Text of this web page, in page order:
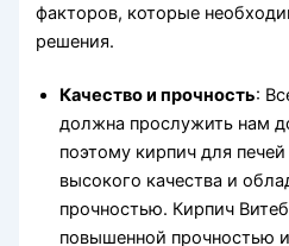
факторов, которые
решения.
Качество и прочность:
должна прослужить нам
поэтому кирпич для
высокого качества и
прочностью. Кирпич
повышенной прочностью